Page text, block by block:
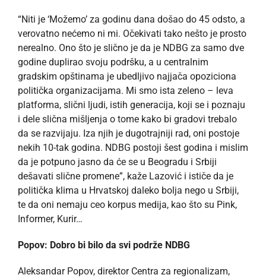
“Niti je ‘Možemo’ za godinu dana došao do 45 odsto, a
verovatno nećemo ni mi. Očekivati tako nešto je prosto
nerealno. Ono što je slično je da je NDBG za samo dve
godine duplirao svoju podršku, a u centralnim
gradskim opštinama je ubedljivo najjača opoziciona
politička organizacijama. Mi smo ista zeleno – leva
platforma, slični ljudi, istih generacija, koji se i poznaju
i dele slična mišljenja o tome kako bi gradovi trebalo
da se razvijaju. Iza njih je dugotrajniji rad, oni postoje
nekih 10-tak godina. NDBG postoji šest godina i mislim
da je potpuno jasno da će se u Beogradu i Srbiji
dešavati slične promene”, kaže Lazović i ističe da je
politička klima u Hrvatskoj daleko bolja nego u Srbiji,
te da oni nemaju ceo korpus medija, kao što su Pink,
Informer, Kurir…
Popov: Dobro bi bilo da svi podrže NDBG
Aleksandar Popov, direktor Centra za regionalizam,